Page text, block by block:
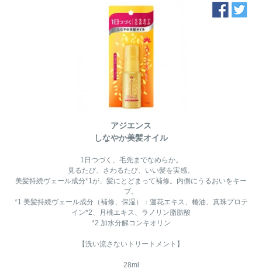
アジエンス
しなやか美髪オイル
1日つづく、毛先までなめらか。
見るたび、さわるたび、いい髪を実感。
美髪持続ヴェール成分*1が、髪にとどまって補修。内側にうるおいをキー
プ。
*1 美髪持続ヴェール成分（補修、保湿）：蓮花エキス、椿油、真珠プロテ
イン*2、月桃エキス、ラノリン脂肪酸
*2 加水分解コンキオリン
【洗い流さないトリートメント】
28ml